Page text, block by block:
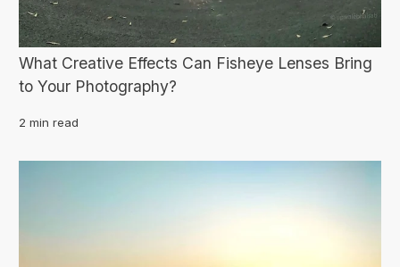
What Creative Effects Can Fisheye Lenses Bring
to Your Photography?
2 min read